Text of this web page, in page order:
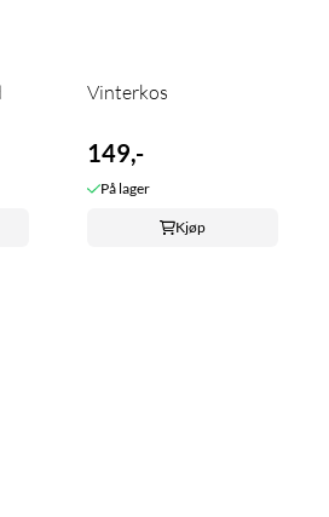
Vinterkos
149,-
På lager
Kjøp